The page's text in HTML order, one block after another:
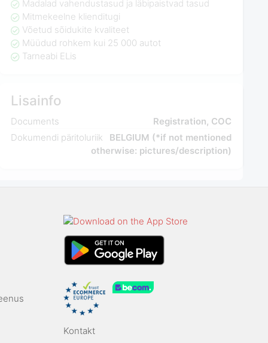
Madalad vahendustasud ja läbipaistvad tasud
Mitmekeelne klienditugi
Võetud sõidukite kvaliteet
Müüdud rohkem kui 25 000 autot
Tarneabi ELis
Lisainfo
Documents
Registration, COC
Dokumendi päritoluriik
BELGIUM (*if not mentioned
otherwise: pictures/description)
Kontakt